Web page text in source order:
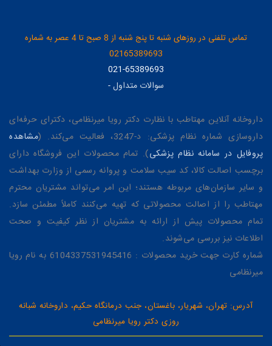
تماس تلفنی در روزهای شنبه تا پنج شنبه از 8 صبح تا 4 عصر به شماره
02165389693
021-65389693
سوالات متداول-
داروخانه آنلاین مهتاطب با نظارت دکتر رویا میرنظامی، دکترای حرفه‌ای
داروسازی شماره نظام پزشکی: د-3247، فعالیت می‌کند. (
مشاهده
پروفایل در سامانه نظام پزشکی). تمام محصولات این فروشگاه دارای
برچسب اصالت کالا، کد سیب سلامت و پروانه رسمی از وزارت بهداشت
و سایر سازمان‌های مربوطه هستند؛ این امر می‌تواند مشتریان محترم
مهتاطب را از اصالت محصولاتی که تهیه می‌کنند کاملاً مطمئن سازد.
تمام محصولات پیش از ارائه به مشتریان از نظر کیفیت و صحت
اطلاعات نیز بررسی می‌شوند.
شماره کارت جهت خرید محصولات : 6104337531945416 به نام رویا
میرنظامی
آدرس: تهران، شهریار، باغستان، جنب درمانگاه حکیم، داروخانه شبانه
روزی دکتر رویا میرنظامی